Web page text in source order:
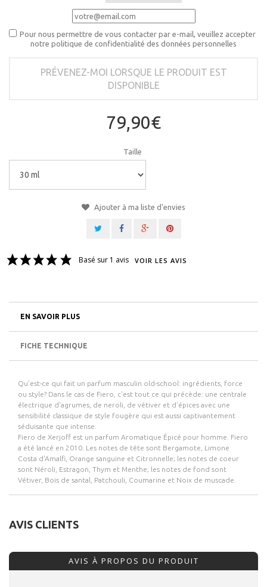
Pour nous permettre de vous contacter par e-mail, veuillez accepter
notre politique de confidentialité des données personnelles
PRÉVENEZ-MOI LORSQUE LE PRODUIT EST
DISPONIBLE
79,90€
Taille
Ajouter à ma liste d'envies
Basé sur 1 avis VOIR LES AVIS
EN SAVOIR PLUS
FICHE TECHNIQUE
Qu'est-ce qui fait un parfum masculin old-school: ingrédients, force
ou style? Dans le cas de Fiero, c'est tout ce qui précède: une centrale
électrique d'agrumes, de neroli, de vétiver et d'épices avec une
sensibilité classique de style fougère qui est aussi captivantement
séduisante que intense.
Fiero de Xerjoff est un parfum Aromatique Épicé pour homme. Fiero
a été lancé en 2010. Les notes de tête sont Bergamote, Limone
Costa d'Amalfi, Orange sanguine et Citronnelle; les notes de coeur
sont Néroli, Estragon, Thym et Menthe; les notes de fond sont
Vétiver, Bois de santal, Patchouli, Coumarine et Noix de muscade.
AVIS CLIENTS
AVIS À PROPOS DU PRODUIT